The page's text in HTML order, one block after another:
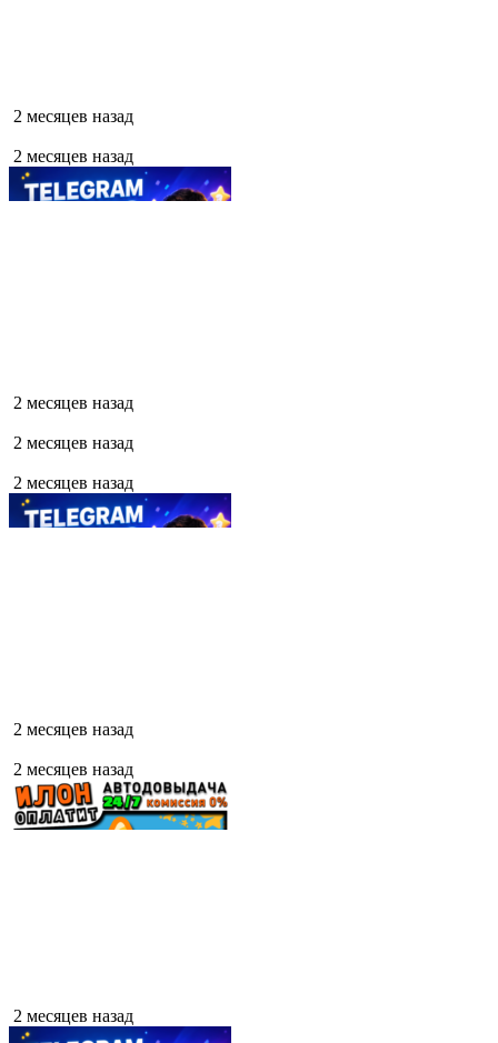
2 месяцев назад
2 месяцев назад
2 месяцев назад
2 месяцев назад
2 месяцев назад
2 месяцев назад
2 месяцев назад
2 месяцев назад